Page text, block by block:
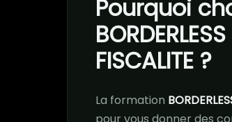
Pourquoi
FISCALITE ?
La formation